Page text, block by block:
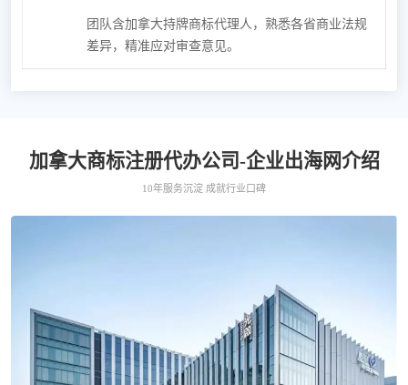
团队含加拿大持牌商标代理人，熟悉各省商业法规
差异，精准应对审查意见。
加拿大商标注册代办公司-企业出海网介绍
10年服务沉淀 成就行业口碑